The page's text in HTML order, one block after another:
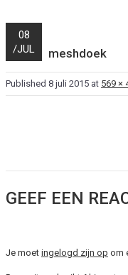
08
/JUL meshdoek
Published 8 juli 2015 at 569 ×
GEEF EEN
Je moet ingelogd zijn op om